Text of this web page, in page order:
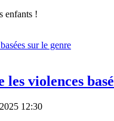
enfants !
violences
12:30